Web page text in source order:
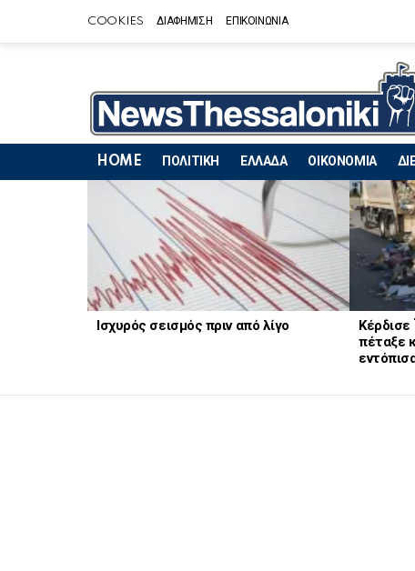
COOKIES ΔΙΑΦΗΜΙΣΗ ΕΠΙΚΟΙΝΩΝΙΑ
HOME ΠΟΛΙΤΙΚΗ ΕΛΛΑΔΑ ΟΙΚΟΝΟΜΙΑ
LATEST
STORIES
Ισχυρός σεισμός πριν από λίγο
πέταξε